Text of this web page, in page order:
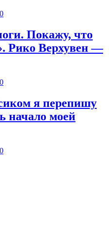
0
Покажу, что
Рико Верхувен —
0
я перепишу
начало моей
0